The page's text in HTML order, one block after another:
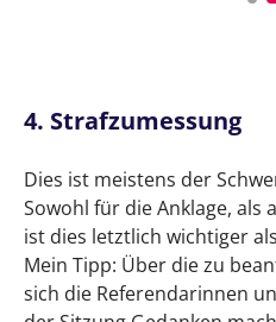
4. Strafzumessung
Dies ist meistens der
Sowohl für die Anklage, als
ist dies letztlich wichtiger
Mein Tipp: Über die zu
sich die Referendarinnen